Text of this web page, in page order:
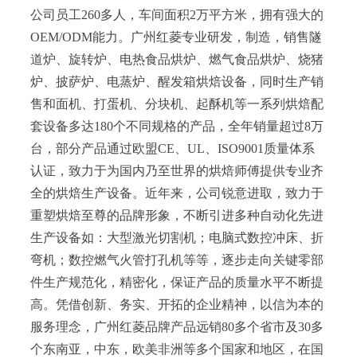
公司员工260多人，车间面积2万平方米，拥有强大的
OEM/ODM能力。广州红菱专业研发，制造，销售隧
道炉、旋转炉、电热食品烘炉、燃气食品烘炉、烧猪
炉、披萨炉、电蒸炉、醒发箱烘焙设备，同时生产销
售和面机、打蛋机、分块机、起酥机等一系列烘焙配
套设备多达180个不同规格的产品，全年销量超过8万
台，部分产品通过欧盟CE、UL、ISO9001质量体系
认证，致力于为国内乃至世界的烘焙师傅提供专业齐
全的烘焙生产设备。近年来，公司锐意进取，致力于
重塑烘焙至尊的品牌形象，不断引进多种自动化先进
生产设备如：大型激光切割机；电脑式数控冲床、折
弯机；数控燃气火管打孔机等等，逐步走向关键零部
件生产规范化，精密化，保证产品的质量水平不断提
高。凭借创新、务实、开拓的企业精神，以信为本的
服务理念，广州红菱品牌产品远销80多个省市及30多
个东南亚，中东，欧美非洲等多个国家和地区，在国